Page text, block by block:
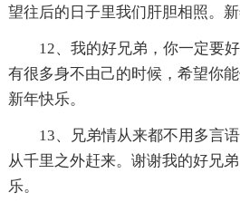
望往后的日子里我们肝胆相照。新
12、我的好兄弟，你一定要
有很多身不由己的时候，希望你
新年快乐。
13、兄弟情从来都不用多言
从千里之外赶来。谢谢我的好兄
乐。